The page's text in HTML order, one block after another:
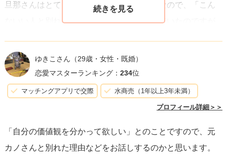
旦那さんはとても穏やかでのんびりした人なので、「こん
ないい人と別れた経緯が知りたい」と思っていたのですが
ですので過去の恋愛経験を聞いてどう感じるかは人による
のかもしれません。すでにしてらっしゃるかもしれないの
ですが、過去は過去なので過去の恋愛話をしたらアフター
フォローを忘れずにしておくと聞くがわも楽しく聞けるか
ゆきこさん （29歳・女性・既婚）
恋愛マスターランキング： 234位
マッチングアプリで交際 水商売（1年以上3年未満）
プロフィール詳細＞＞
「自分の価値観を分かって欲しい」とのことですので、元
カノさんと別れた理由などをお話しするのかと思います。